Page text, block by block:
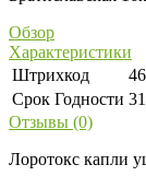
Обзор
Характеристики
Штрихкод
Срок Годности
Отзывы (0)
Лоротокс капли